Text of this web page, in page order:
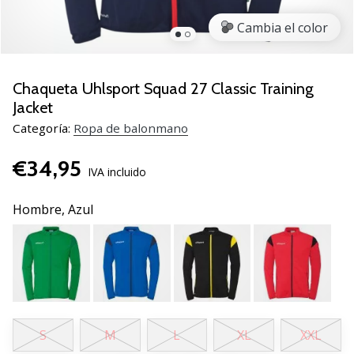
zapatillas
balonmano
Accelerate
NITRO
SQD
5!
las
técnicas
25. 11. 2024
•
¡Conviértete
Cambia el color
Chaqueta Uhlsport Squad 27 Classic Training
Jacket
Categoría: Ropa de balonmano
€34,95 IVA incluido
Hombre, Azul
S M L XL XXL